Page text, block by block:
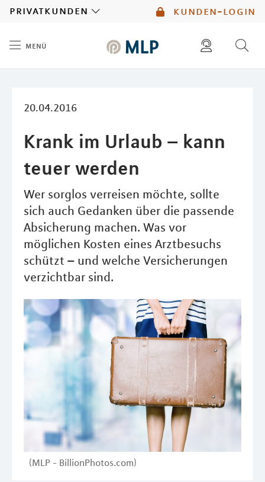
kunden-login
privatkunden
menü
20.04.2016
Krank im Urlaub – kann
teuer werden
Wer sorglos verreisen möchte, sollte
sich auch Gedanken über die passende
Absicherung machen. Was vor
möglichen Kosten eines Arztbesuchs
schützt – und welche Versicherungen
verzichtbar sind.
(MLP - BillionPhotos.com)